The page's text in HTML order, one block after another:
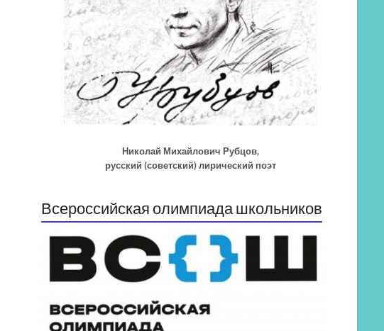
Николай Михайлович Рубцов,
русский (советский) лирический поэт
Всероссийская олимпиада школьников